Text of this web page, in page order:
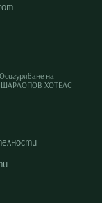
на
ШАРЛОПОВ ХОТЕЛС